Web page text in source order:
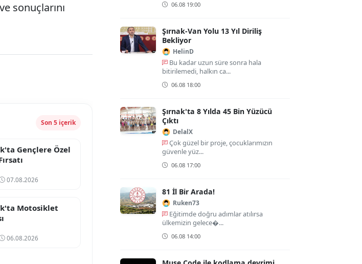
sonuçlarını
Son 5 içerik
Gençlere Özel
07.08.2026
Motosiklet
06.08.2026
06.08 19:00
Şırnak-Van Yolu 13 Yıl Diriliş
Bekliyor
HelinD
Bu kadar uzun süre sonra hala
bitirilemedi, halkın ca...
06.08 18:00
Şırnak'ta 8 Yılda 45 Bin Yüzücü
Çıktı
DelalX
Çok güzel bir proje, çocuklarımızın
güvenle yüz...
06.08 17:00
81 İl Bir Arada!
Ruken73
Eğitimde doğru adımlar atılırsa
ülkemizin gelece�...
06.08 14:00